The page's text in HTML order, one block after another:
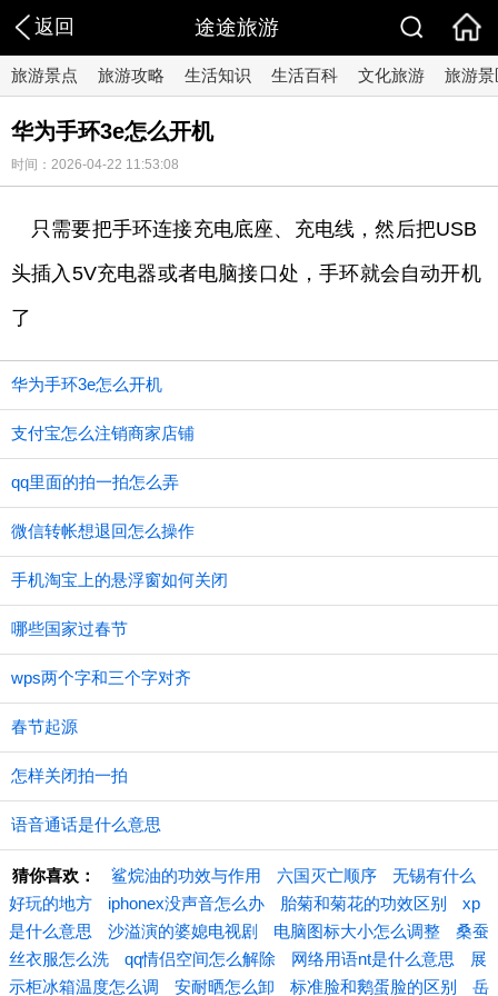
返回 途途旅游
旅游景点 旅游攻略 生活知识 生活百科 文化旅游 旅游景
华为手环3e怎么开机
时间：2026-04-22 11:53:08
只需要把手环连接充电底座、充电线，然后把USB
头插入5V充电器或者电脑接口处，手环就会自动开机
了
华为手环3e怎么开机
支付宝怎么注销商家店铺
qq里面的拍一拍怎么弄
微信转帐想退回怎么操作
手机淘宝上的悬浮窗如何关闭
哪些国家过春节
wps两个字和三个字对齐
春节起源
怎样关闭拍一拍
语音通话是什么意思
猜你喜欢： 鲨烷油的功效与作用 六国灭亡顺序
无锡有什么
好玩的地方
iphonex没声音怎么办 胎菊和菊花的功效区别
xp
是什么意思
沙溢演的婆媳电视剧 电脑图标大小怎么调整
桑蚕
丝衣服怎么洗
qq情侣空间怎么解除 网络用语nt是什么意思
展
示柜冰箱温度怎么调
安耐晒怎么卸 标准脸和鹅蛋脸的区别 岳